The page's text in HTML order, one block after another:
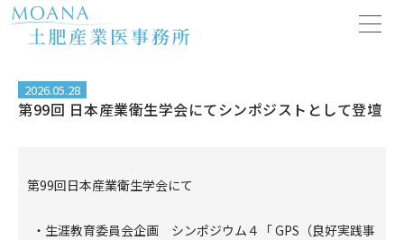
2026.05.28
第99回 日本産業衛生学会にてシンポジストとして登壇
第99回日本産業衛生学会にて
生涯教育委員会企画 シンポジウム４「 GPS（良好実践事